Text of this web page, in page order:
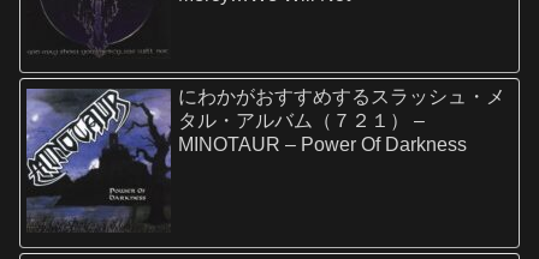
にわかがおすすめするスラッシュ・メ
タル・アルバム（７２１） –
MINOTAUR – Power Of Darkness